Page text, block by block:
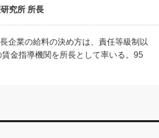
究所 所長
企業の給料の決め方は、責任等級制以
金指導機関を所長として率いる。95